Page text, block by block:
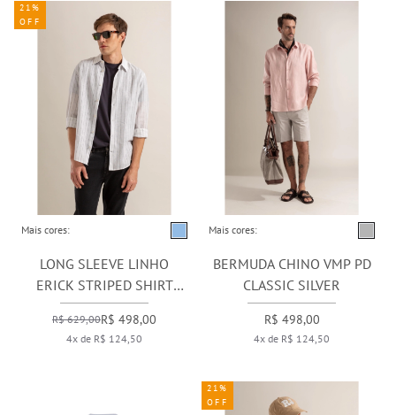
Mais cores:
LONG SLEEVE LINHO
ERICK STRIPED SHIRT
AZUL BIC
R$ 629,00R$ 498,00
4x de R$ 124,50
21%
OFF
Mais cores:
BERMUDA CHINO VMP PD
CLASSIC SILVER
R$ 498,00
4x de R$ 124,50
21%
OFF